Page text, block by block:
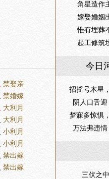
禁娶亲
禁婚嫁
大利月
大利月
小利月
小利月
禁出嫁
禁出嫁
角星造作
嫁娶婚姻
惟有埋葬
起工修筑
今日
招摇号木星
阴人口舌
梦寐多惊惧
万法弗违
三伏之